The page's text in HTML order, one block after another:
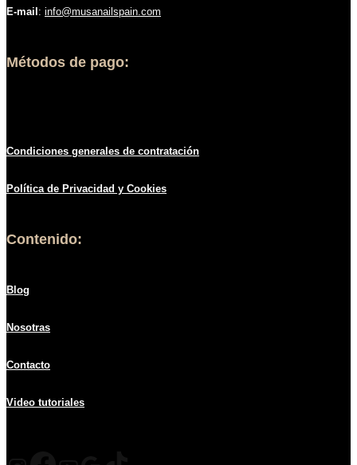
E-mail: info@musanailspain.com
Métodos de pago:
Condiciones generales de contratación
Política de Privacidad y Cookies
Contenido:
Blog
Nosotras
Contacto
Video tutoriales